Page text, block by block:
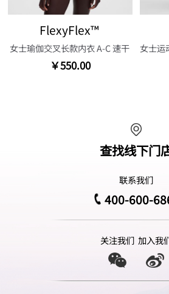
FlexyFlex™
女士瑜伽交叉长款内衣 A-C 速干
￥550.00
查找线下门
联系我们
400-600-
关注我们 加入我